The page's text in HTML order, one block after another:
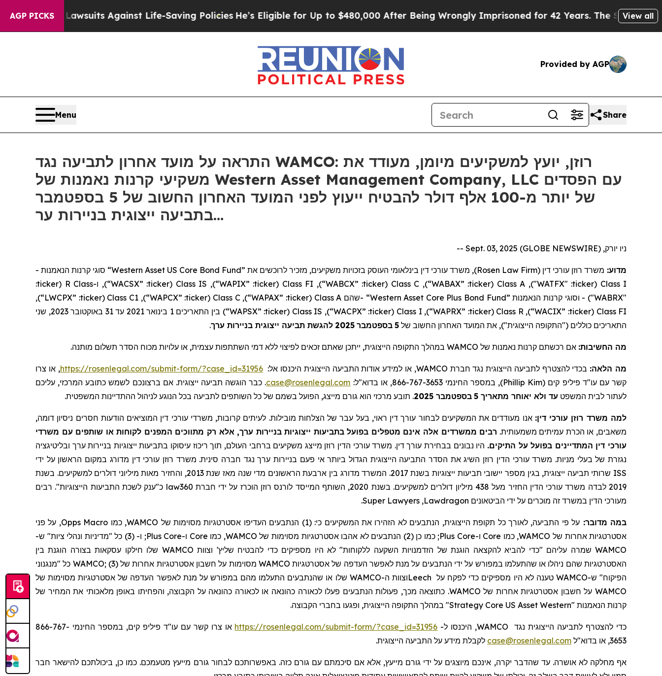
AGP PICKS
239 Lawsuits Against Life-Saving Policies He’s Eligible for Up to $480,000 After Being Wrongly Imprisoned for 42 Years. The State Says No.At
View all
Provided by AGP
Menu Share
התראה על מועד אחרון לתביעה נגד WAMCO: רוזן, יועץ למשקיעים מיומן, מעודד את
משקיעי קרנות נאמנות של Western Asset Management Company, LLC עם הפסדים
של יותר מ-100 אלף דולר להבטיח ייעוץ לפני המועד האחרון החשוב של 5 בספטמבר
בתביעה ייצוגית בניירות ער…
ניו יורק, Sept. 03, 2025 (GLOBE NEWSWIRE) --
מדוע: משרד רוזן עורכי דין (Rosen Law Firm), משרד עורכי דין בינלאומי העוסק בזכויות משקיעים, מזכיר לרוכשים את “Western Asset US Core Bond Fund” סוגי קרנות הנאמנות -
Class I
(
ticker
: "WATFX"),
Class A
(
ticker
:
“WABAX”
),
Class C
(
ticker
:
“WABCX”
),
Class FI
(
ticker
:
“WAPIX”
),
Class IS
(
ticker
:
“WACSX”
), ו-Class
R (
ticker
:
"WABRX") -
וסוגי קרנות הנאמנות - “Western Asset Core Plus Bond Fund”שהם Class A
(
ticker
:
“WAPAX”
),
Class C
(
ticker
:
“WAPCX”
),
Class C1
(
ticker
:
“LWCPX”
),
Class FI
(
ticker
:
“WACIX”
),
Class R
(
ticker
:
“WAPRX”
),
Class I
(
ticker
:
“WACPX”
),
Class IS
(
ticker
:
“WAPSX”
) בין התאריכים1 בינואר 2021 עד31 באוקטובר 2023, שני
התאריכים כוללים ("התקופה הייצוגית"), את המועד האחרון החשוב של 5 בספטמבר 2025 להגשת תביעה ייצוגית בניירות ערך.
מה החשיבות: אם רכשתם קרנות נאמנות של WAMCO במהלך התקופה הייצוגית, ייתכן שאתם זכאים לפיצוי ללא דמי השתתפות עצמית, או עלויות מכוח הסדר תשלום מותנה.
מה הלאה: בכדי להצטרף לתביעה הייצוגית נגד חברת WAMCO, או למידע אודות התביעה הייצוגית היכנסו אל: https://rosenlegal.com/submit-form/?case_id=31956, או צרו
קשר עם עו"ד פיליפ קים (Phillip Kim), במספר החינמי 866-767-3653, או בדוא"ל: case@rosenlegal.com. כבר הוגשה תביעה ייצוגית. אם ברצונכם לשמש כתובע המרכזי, עליכם
לעתור לבית המשפט עד ולא יאוחר מתאריך 5 בספטמבר 2025 . תובע מרכזי הוא גורם מייצג, הפועל בשמם של כל השותפים לתביעה בכל הנוגע לניהול ההתדיינות המשפטית.
למה משרד רוזן עורכי דין: אנו מעודדים את המשקיעים לבחור עורך דין ראוי, בעל עבר של הצלחות מובילות. לעיתים קרובות, משרדי עורכי דין המוציאים הודעות חסרים ניסיון דומה,
משאבים, או הכרת עמיתים משמעותית. רבים ממשרדים אלה אינם מטפלים בפועל בתביעות ייצוגיות בניירות ערך, אלא רק מתווכים המפנים לקוחות או שותפים עם משרדי
עורכי דין המתדיינים בפועל על התיקים. היו נבונים בבחירת עורך דין. משרד עורכי הדין רוזן מייצג משקיעים ברחבי העולם, תוך ריכוז עיסוקו בתביעות ייצוגיות בניירות ערך ובליטיגציה
נגזרת של בעלי מניות. משרד עורכי הדין רוזן השיג את הסדר התביעה הייצוגית הגדול ביותר אי פעם בניירות ערך נגד חברה סינית. משרד רוזן עורכי דין מדורג במקום הראשון על ידי
ISS
שרותי תביעה ייצוגית, בגין מספר יישובי תביעות ייצוגיות בשנת 2017. המשרד מדורג בין ארבעת הראשונים מדי שנה מאז שנת 2013, והחזיר מאות מיליוני דולרים למשקיעים. בשנת
2019 לבדה משרד עורכי הדין החזיר
מעל438 מיליון דולרים למשקיעים. בשנת 2020, השותף המייסד לורנס רוזן הוכרז על ידי חברת law360 כ"ענק לשכת התביעות הייצוגיות". רבים
מעורכי הדין במשרד זה מוכרים על ידי הביטאונים Lawdragon
,
Super Lawyers
.
במה מדובר: על פי התביעה, לאורך כל תקופת הייצוגית, הנתבעים לא הזהירו את המשקיעים כי: (1) הנתבעים העדיפו אסטרטגיות מסוימות של WAMCO, כמו Macro
Opps, על פני
אסטרטגיות אחרות של WAMCO, כמו
Core ו-Core
Plus
; כמו כן (2) הנתבעים לא אהבו אסטרטגיות מסוימות של WAMCO, כמו Core ו-Core
Plus
; ו-
(3) כל "מדיניות ונהלי ציות" ש-
WAMCO שמרה עליהם "כדי להביא להקצאה הוגנת של הזדמנויות השקעה ללקוחות" לא היו מספיקים כדי להבטיח
שליץ'
וצוות WAMCO שלו חילקו עסקאות בצורה הוגנת בין
האסטרטגיות שהם ניהלו או שהתעלמו במפורש על ידי הנתבעים על מנת לאפשר העדפה של אסטרטגיות WAMCO מסוימות על חשבון אסטרטגיות אחרות של WAMCO; (3) כל "מנגנוני
הפיקוח" ש-WAMCO טענה לא היו מספיקים כדי לפקח על
Leech
וצוות ה-WAMCO שלו או שהנתבעים התעלמו מהם במפורש על מנת לאפשר העדפה של אסטרטגיות מסוימות של
WAMCO על חשבון אסטרטגיות אחרות של WAMCO. כתוצאה מכך, פעולות הנתבעים פעלו
לכאורהכהונאה אולכאורה כהונאה על הקבוצה, והפחיתו באופן מלאכותי את המחיר של
קרנות הנאמנות "Western
Asset
Core
Strategy" במהלך התקופה הייצוגית, ופגעו בחברי הקבוצה.
כדי להצטרף לתביעה הייצוגית נגד WAMCO, היכנסו ל- https://rosenlegal.com/submit-form/?case_id=31956
או צרו קשר עם עו"ד פיליפ קים, במספר החינמי 866-767-
3653, או בדוא"ל
case@rosenlegal.com לקבלת מידע על התביעה הייצוגית.
אף מחלקה לא אושרה. עד שהדבר יקרה, אינכם מיוצגים על ידי גורם מייעץ, אלא אם סיכמתם עם גורם כזה. באפשרותכם לבחור גורם מייעץ מטעמכם. כמו כן, ביכולתכם להישאר חבר